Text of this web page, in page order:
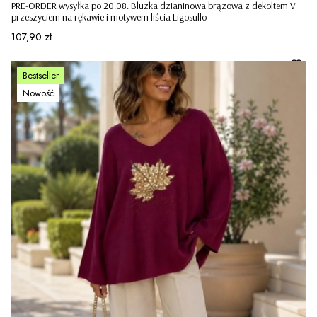
PRE-ORDER wysyłka po 20.08. Bluzka dzianinowa brązowa z dekoltem V
przeszyciem na rękawie i motywem liścia Ligosullo
Cena
107,90 zł
Bestseller
Nowość